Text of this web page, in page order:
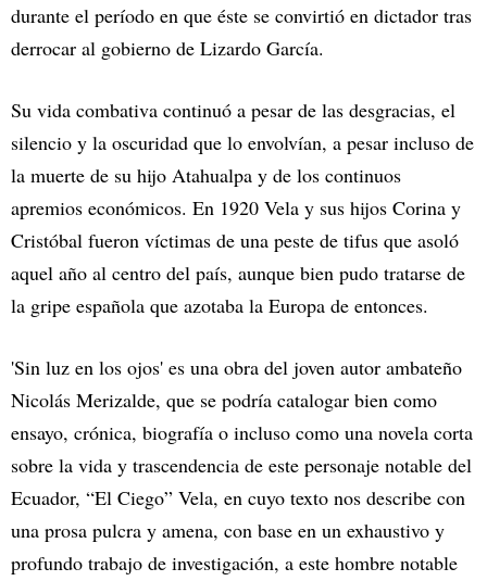
durante el período en que éste se convirtió en dictador tras
derrocar al gobierno de Lizardo García.
Su vida combativa continuó a pesar de las desgracias, el
silencio y la oscuridad que lo envolvían, a pesar incluso de
la muerte de su hijo Atahualpa y de los continuos
apremios económicos. En 1920 Vela y sus hijos Corina y
Cristóbal fueron víctimas de una peste de tifus que asoló
aquel año al centro del país, aunque bien pudo tratarse de
la gripe española que azotaba la Europa de entonces.
'Sin luz en los ojos' es una obra del joven autor ambateño
Nicolás Merizalde, que se podría catalogar bien como
ensayo, crónica, biografía o incluso como una novela corta
sobre la vida y trascendencia de este personaje notable del
Ecuador, “El Ciego” Vela, en cuyo texto nos describe con
una prosa pulcra y amena, con base en un exhaustivo y
profundo trabajo de investigación, a este hombre notable